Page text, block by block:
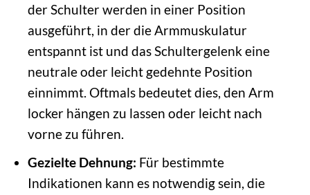
der Schulter werden in einer Position
ausgeführt, in der die Armmuskulatur
entspannt ist und das Schultergelenk eine
neutrale oder leicht gedehnte Position
einnimmt. Oftmals bedeutet dies, den Arm
locker hängen zu lassen oder leicht nach
vorne zu führen.
Gezielte Dehnung: Für bestimmte
Indikationen kann es notwendig sein, die